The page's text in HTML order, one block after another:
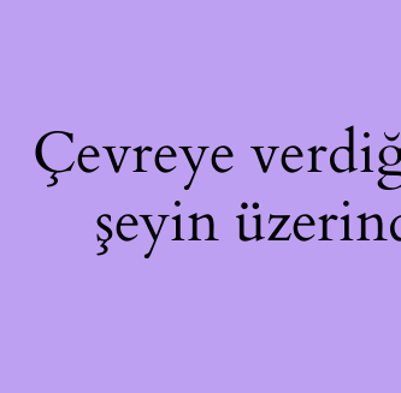
Çevreye
şeyin